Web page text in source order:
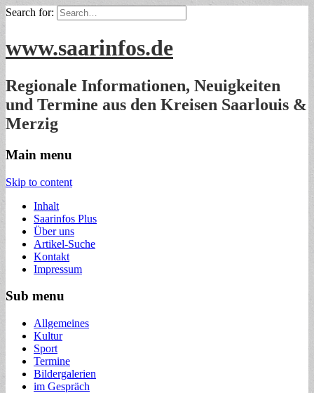
Search for:
www.saarinfos.de
Regionale Informationen, Neuigkeiten
und Termine aus den Kreisen Saarlouis &
Merzig
Main menu
Skip to content
Inhalt
Saarinfos Plus
Über uns
Artikel-Suche
Kontakt
Impressum
Sub menu
Allgemeines
Kultur
Sport
Termine
Bildergalerien
im Gespräch